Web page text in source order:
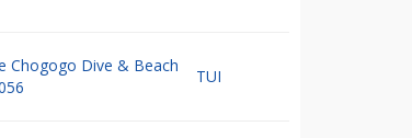
Chogogo Dive & Beach
TUI